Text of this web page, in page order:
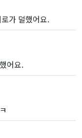
가 덜했어요.
어요.